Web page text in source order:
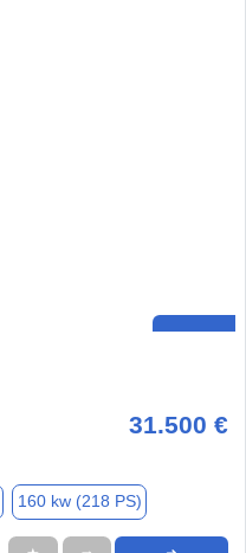
31.500 €
160 kw (218 PS)